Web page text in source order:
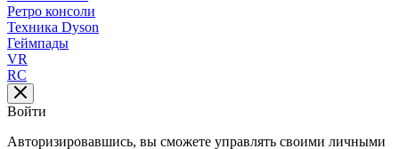
Ретро консоли
Техника Dyson
Геймпады
VR
RC
Войти
Авторизировавшись, вы сможете управлять своими личными